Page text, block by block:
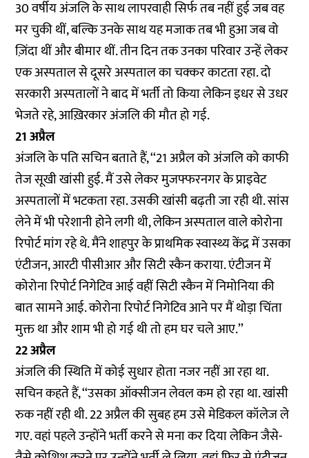
30 वर्षीय अंजलि के साथ लापरवाही सिर्फ तब नहीं हुई जब वह
मर चुकी थीं, बल्कि उनके साथ यह मजाक तब भी हुआ जब वो
ज़िंदा थीं और बीमार थीं. तीन दिन तक उनका परिवार उन्हें लेकर
एक अस्पताल से दूसरे अस्पताल का चक्कर काटता रहा. दो
सरकारी अस्पतालों ने बाद में भर्ती तो किया लेकिन इधर से उधर
भेजते रहे, आख़िरकार अंजलि की मौत हो गई.
21 अप्रैल
अंजलि के पति सचिन बताते हैं, ‘‘21 अप्रैल को अंजलि को काफी
तेज सूखी खांसी हुई. मैं उसे लेकर मुजफ्फरनगर के प्राइवेट
अस्पतालों में भटकता रहा. उसकी खांसी बढ़ती जा रही थी. सांस
लेने में भी परेशानी होने लगी थी, लेकिन अस्पताल वाले कोरोना
रिपोर्ट मांग रहे थे. मैंने शाहपुर के प्राथमिक स्वास्थ्य केंद्र में उसका
एंटीजन, आरटी पीसीआर और सिटी स्कैन कराया. एंटीजन में
कोरोना रिपोर्ट निगेटिव आई वहीं सिटी स्कैन में निमोनिया की
बात सामने आई. कोरोना रिपोर्ट निगेटिव आने पर मैं थोड़ा चिंता
मुक्त था और शाम भी हो गई थी तो हम घर चले आए.’’
22 अप्रैल
अंजलि की स्थिति में कोई सुधार होता नजर नहीं आ रहा था.
सचिन कहते हैं, ‘‘उसका ऑक्सीजन लेवल कम हो रहा था. खांसी
रुक नहीं रही थी. 22 अप्रैल की सुबह हम उसे मेडिकल कॉलेज ले
गए. वहां पहले उन्होंने भर्ती करने से मना कर दिया लेकिन जैसे-